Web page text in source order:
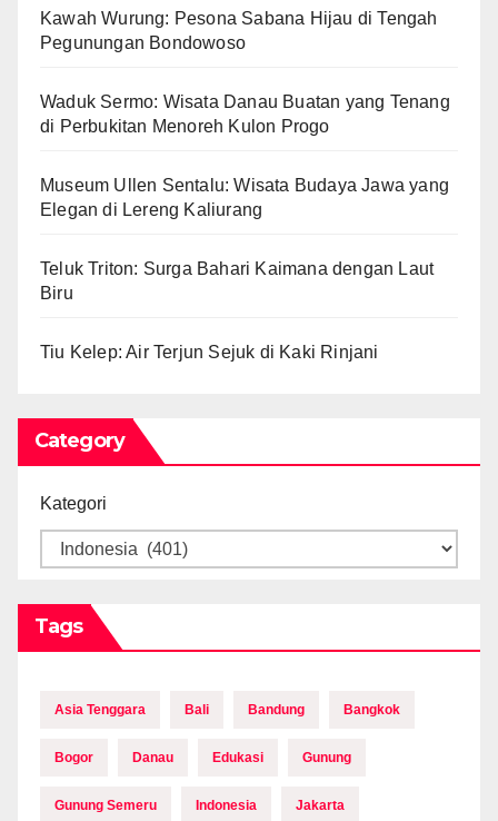
Kawah Wurung: Pesona Sabana Hijau di Tengah
Pegunungan Bondowoso
Waduk Sermo: Wisata Danau Buatan yang Tenang
di Perbukitan Menoreh Kulon Progo
Museum Ullen Sentalu: Wisata Budaya Jawa yang
Elegan di Lereng Kaliurang
Teluk Triton: Surga Bahari Kaimana dengan Laut
Biru
Tiu Kelep: Air Terjun Sejuk di Kaki Rinjani
Category
Kategori
Tags
Asia Tenggara Bali Bandung Bangkok
Bogor Danau Edukasi Gunung
Gunung Semeru Indonesia Jakarta